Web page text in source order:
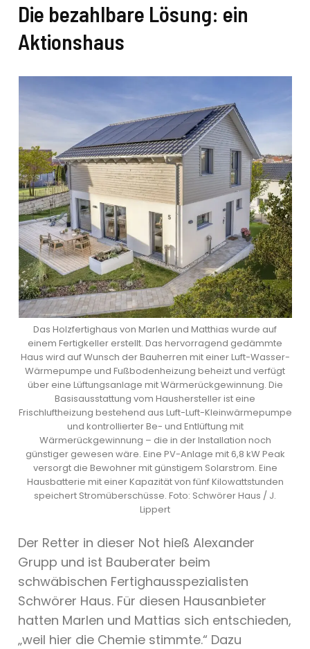
Die bezahlbare Lösung: ein
Aktionshaus
Das Holzfertighaus von Marlen und Matthias wurde auf
einem Fertigkeller erstellt. Das hervorragend gedämmte
Haus wird auf Wunsch der Bauherren mit einer Luft-Wasser-
Wärmepumpe und Fußbodenheizung beheizt und verfügt
über eine Lüftungsanlage mit Wärmerückgewinnung. Die
Basisausstattung vom Haushersteller ist eine
Frischluftheizung bestehend aus Luft-Luft-Kleinwärmepumpe
und kontrollierter Be- und Entlüftung mit
Wärmerückgewinnung – die in der Installation noch
günstiger gewesen wäre. Eine PV-Anlage mit 6,8 kW Peak
versorgt die Bewohner mit günstigem Solarstrom. Eine
Hausbatterie mit einer Kapazität von fünf Kilowattstunden
speichert Stromüberschüsse. Foto: Schwörer Haus / J.
Lippert
Der Retter in dieser Not hieß Alexander
Grupp und ist Bauberater beim
schwäbischen Fertighausspezialisten
Schwörer Haus. Für diesen Hausanbieter
hatten Marlen und Mattias sich entschieden,
„weil hier die Chemie stimmte.“ Dazu